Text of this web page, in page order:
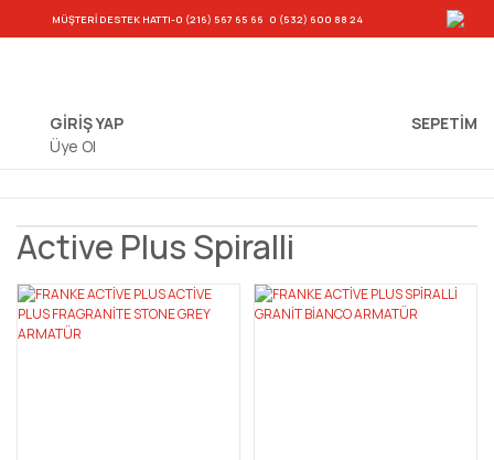
MÜŞTERİ DESTEK HATTI-0 (216) 567 65 66-0 (532) 600 88 24
GİRİŞ YAP
Üye Ol
SEPETIM
Active Plus Spiralli